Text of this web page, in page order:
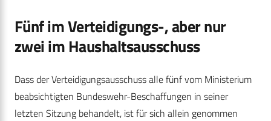
Fünf im Verteidigungs-, aber nur
zwei im Haushaltsausschuss
Dass der Verteidigungsausschuss alle fünf vom Ministerium
beabsichtigten Bundeswehr-Beschaffungen in seiner
letzten Sitzung behandelt, ist für sich allein genommen